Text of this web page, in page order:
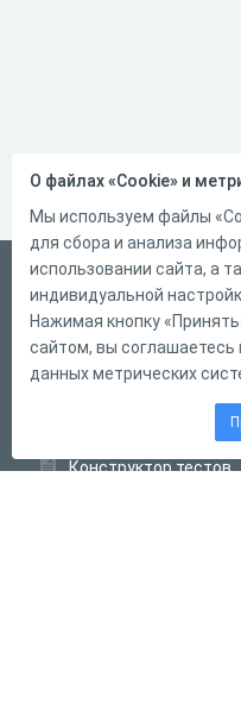
Русский
Справка
Форма обратной
Конструктор тестов
О файлах «Cookie» и
Мы используем файлы
для сбора и анализа
использовании сайта, а
индивидуальной
Нажимая кнопку
сайтом, вы соглашаетесь
данных метрических